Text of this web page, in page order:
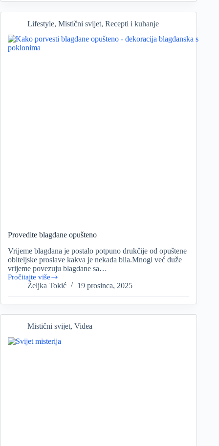
Lifestyle, Mistični svijet, Recepti i kuhanje
Provedite blagdane opušteno
Vrijeme blagdana je postalo potpuno drukčije od opuštene
obiteljske proslave kakva je nekada bila.Mnogi već duže
vrijeme povezuju blagdane sa…
Pročitajte više
Provedite
blagdane
opušteno
Željka Tokić 19 prosinca, 2025
Mistični svijet, Videa